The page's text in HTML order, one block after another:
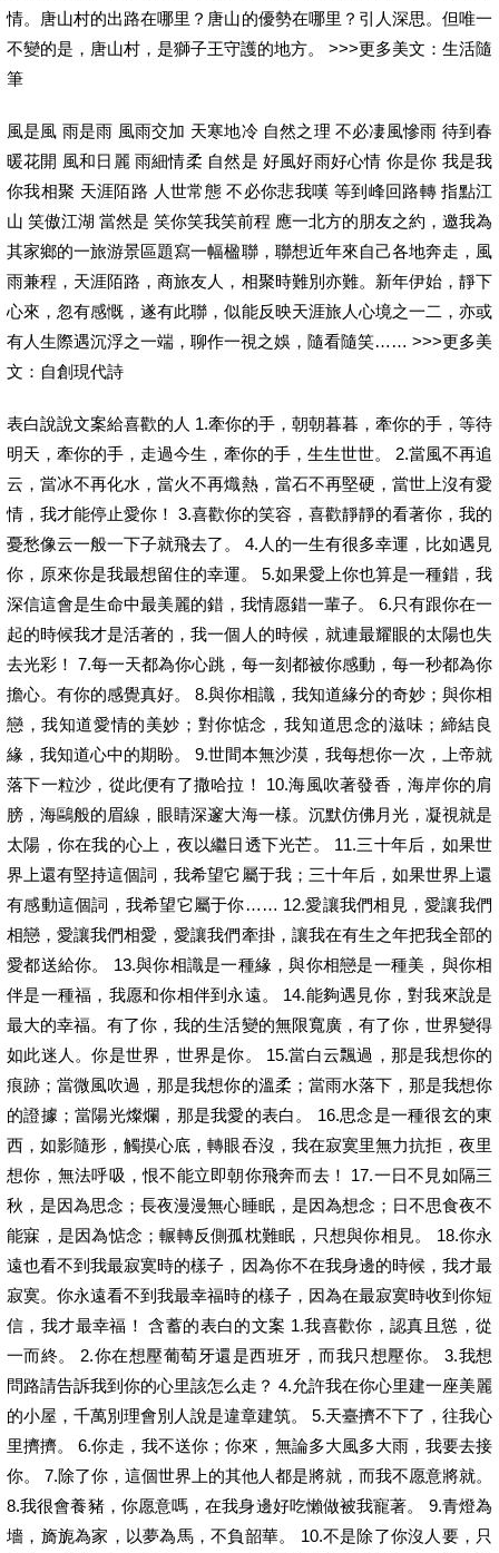
情。唐山村的出路在哪里？唐山的優勢在哪里？引人深思。但唯一
不變的是，唐山村，是獅子王守護的地方。 >>>更多美文：生活隨
筆
風是風 雨是雨 風雨交加 天寒地冷 自然之理 不必凄風慘雨 待到春
暖花開 風和日麗 雨細情柔 自然是 好風好雨好心情 你是你 我是我
你我相聚 天涯陌路 人世常態 不必你悲我嘆 等到峰回路轉 指點江
山 笑傲江湖 當然是 笑你笑我笑前程 應一北方的朋友之約，邀我為
其家鄉的一旅游景區題寫一幅楹聯，聯想近年來自己各地奔走，風
雨兼程，天涯陌路，商旅友人，相聚時難別亦難。新年伊始，靜下
心來，忽有感慨，遂有此聯，似能反映天涯旅人心境之一二，亦或
有人生際遇沉浮之一端，聊作一視之娛，隨看隨笑…… >>>更多美
文：自創現代詩
表白說說文案給喜歡的人 1.牽你的手，朝朝暮暮，牽你的手，等待
明天，牽你的手，走過今生，牽你的手，生生世世。 2.當風不再追
云，當冰不再化水，當火不再熾熱，當石不再堅硬，當世上沒有愛
情，我才能停止愛你！ 3.喜歡你的笑容，喜歡靜靜的看著你，我的
憂愁像云一般一下子就飛去了。 4.人的一生有很多幸運，比如遇見
你，原來你是我最想留住的幸運。 5.如果愛上你也算是一種錯，我
深信這會是生命中最美麗的錯，我情愿錯一輩子。 6.只有跟你在一
起的時候我才是活著的，我一個人的時候，就連最耀眼的太陽也失
去光彩！ 7.每一天都為你心跳，每一刻都被你感動，每一秒都為你
擔心。有你的感覺真好。 8.與你相識，我知道緣分的奇妙；與你相
戀，我知道愛情的美妙；對你惦念，我知道思念的滋味；締結良
緣，我知道心中的期盼。 9.世間本無沙漠，我每想你一次，上帝就
落下一粒沙，從此便有了撒哈拉！ 10.海風吹著發香，海岸你的肩
膀，海鷗般的眉線，眼睛深邃大海一樣。沉默仿佛月光，凝視就是
太陽，你在我的心上，夜以繼日透下光芒。 11.三十年后，如果世
界上還有堅持這個詞，我希望它屬于我；三十年后，如果世界上還
有感動這個詞，我希望它屬于你…… 12.愛讓我們相見，愛讓我們
相戀，愛讓我們相愛，愛讓我們牽掛，讓我在有生之年把我全部的
愛都送給你。 13.與你相識是一種緣，與你相戀是一種美，與你相
伴是一種福，我愿和你相伴到永遠。 14.能夠遇見你，對我來說是
最大的幸福。有了你，我的生活變的無限寬廣，有了你，世界變得
如此迷人。你是世界，世界是你。 15.當白云飄過，那是我想你的
痕跡；當微風吹過，那是我想你的溫柔；當雨水落下，那是我想你
的證據；當陽光燦爛，那是我愛的表白。 16.思念是一種很玄的東
西，如影隨形，觸摸心底，轉眼吞沒，我在寂寞里無力抗拒，夜里
想你，無法呼吸，恨不能立即朝你飛奔而去！ 17.一日不見如隔三
秋，是因為思念；長夜漫漫無心睡眠，是因為想念；日不思食夜不
能寐，是因為惦念；輾轉反側孤枕難眠，只想與你相見。 18.你永
遠也看不到我最寂寞時的樣子，因為你不在我身邊的時候，我才最
寂寞。你永遠看不到我最幸福時的樣子，因為在最寂寞時收到你短
信，我才最幸福！ 含蓄的表白的文案 1.我喜歡你，認真且慫，從
一而終。 2.你在想壓葡萄牙還是西班牙，而我只想壓你。 3.我想
問路請告訴我到你的心里該怎么走？ 4.允許我在你心里建一座美麗
的小屋，千萬別理會別人說是違章建筑。 5.天臺擠不下了，往我心
里擠擠。 6.你走，我不送你；你來，無論多大風多大雨，我要去接
你。 7.除了你，這個世界上的其他人都是將就，而我不愿意將就。
8.我很會養豬，你愿意嗎，在我身邊好吃懶做被我寵著。 9.青燈為
墻，旖旎為家，以夢為馬，不負韶華。 10.不是除了你沒人要，只